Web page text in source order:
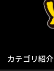
カテゴリ紹介